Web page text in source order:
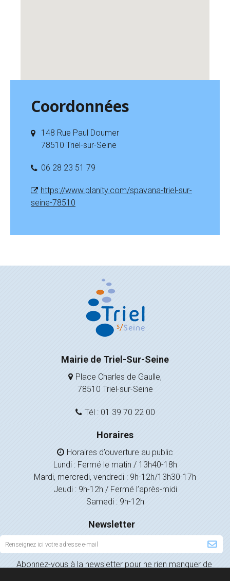
Coordonnées
148 Rue Paul Doumer
78510 Triel-sur-Seine
06 28 23 51 79
https://www.planity.com/spavana-triel-sur-
seine-78510
Mairie de Triel-Sur-Seine
Place Charles de Gaulle,
78510 Triel-sur-Seine
Tél : 01 39 70 22 00
Horaires
Horaires d’ouverture au public
Lundi : Fermé le matin / 13h40-18h
Mardi, mercredi, vendredi : 9h-12h/13h30-17h
Jeudi : 9h-12h / Fermé l’après-midi
Samedi : 9h-12h
Newsletter
Inscription
à
la
Abonnez-vous à la newsletter pour ne rien manquer de